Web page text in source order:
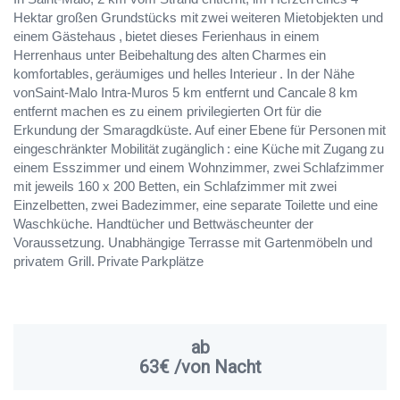
Hektar großen Grundstücks mit zwei weiteren Mietobjekten und
einem Gästehaus , bietet dieses Ferienhaus in einem
Herrenhaus unter Beibehaltungdes altenCharmes ein
komfortables, geräumiges und helles Interieur . In der Nähe
vonSaint-Malo Intra-Muros 5 km entfernt und Cancale8 km
entfernt machen es zu einem privilegierten Ort für die
Erkundung der Smaragdküste. Auf einer Ebene für Personen mit
eingeschränkter Mobilität zugänglich : eine Küche mit Zugang zu
einem Esszimmer und einem Wohnzimmer, zwei Schlafzimmer
mit jeweils 160 x 200 Betten, ein Schlafzimmer mit zwei
Einzelbetten, zwei Badezimmer, eine separate Toilette und eine
Waschküche. Handtücher und Bettwäscheunter der
Voraussetzung. Unabhängige Terrasse mit Gartenmöbeln und
privatem Grill. Private Parkplätze
ab
63€/von Nacht